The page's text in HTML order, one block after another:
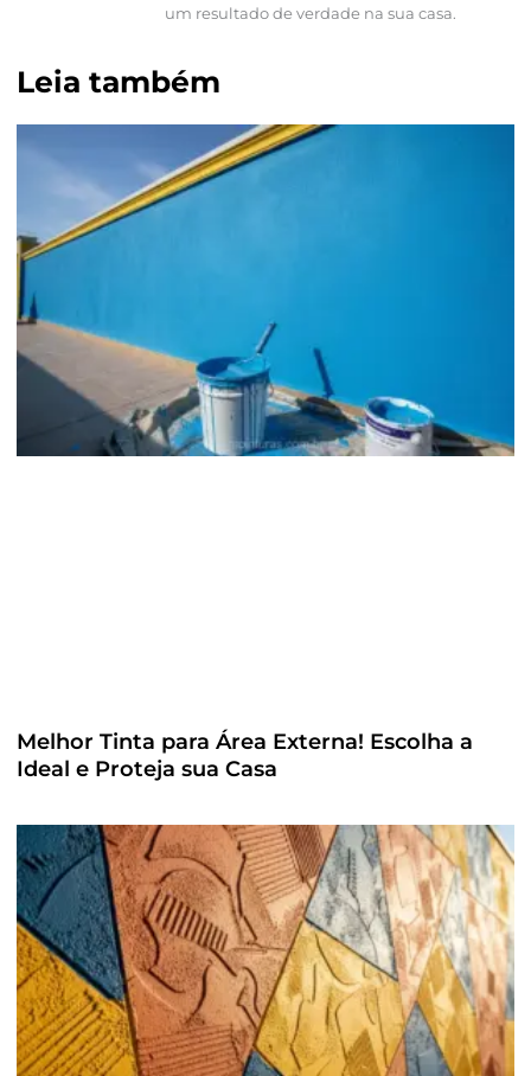
um resultado de verdade na sua casa.
Leia também
Melhor Tinta para Área Externa! Escolha a
Ideal e Proteja sua Casa